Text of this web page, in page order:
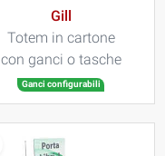
Gill
Totem in cartone
con ganci o tasche
Ganci configurabili